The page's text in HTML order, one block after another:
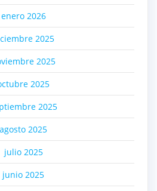
enero 2026
2025
2025
2025
2025
agosto 2025
julio 2025
junio 2025